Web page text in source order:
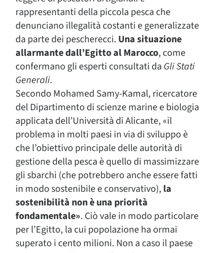
rappresentanti della piccola pesca che
denunciano illegalità costanti e generalizzate
da parte dei pescherecci. Una situazione
allarmante dall’Egitto al Marocco, come
confermano gli esperti consultati da Gli Stati
Generali.
Secondo Mohamed Samy-Kamal, ricercatore
del Dipartimento di scienze marine e biologia
applicata dell’Università di Alicante, «il
problema in molti paesi in via di sviluppo è
che l’obiettivo principale delle autorità di
gestione della pesca è quello di massimizzare
gli sbarchi (che potrebbero anche essere fatti
in modo sostenibile e conservativo), la
sostenibilità non è una priorità
fondamentale». Ciò vale in modo particolare
per l’Egitto, la cui popolazione ha ormai
superato i cento milioni. Non a caso il paese